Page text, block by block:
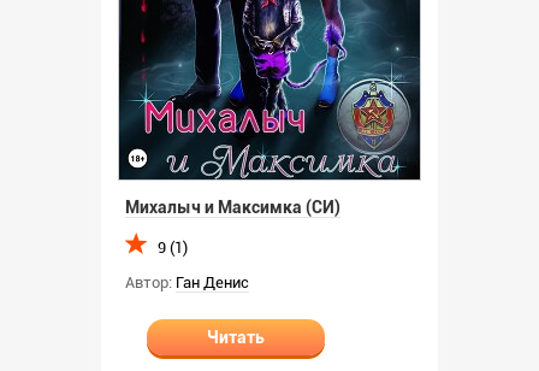
Михалыч и Максимка (СИ)
9 (1)
Автор: Ган Денис
Читать